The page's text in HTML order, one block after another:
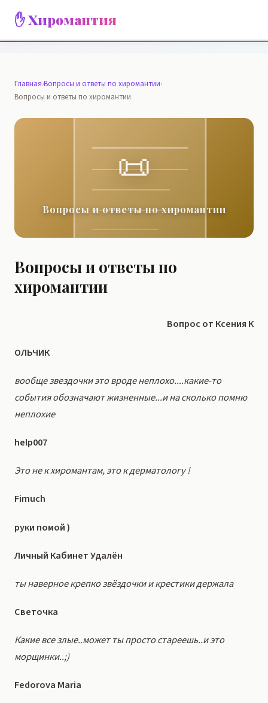
✋ Хиромантия
Главная›Вопросы и ответы по хиромантии›
Вопросы и ответы по хиромантии
📜
Вопросы и ответы по хиромантии
Вопросы и ответы по
хиромантии
Вопрос от Ксения К
ОЛЬЧИК
вообще звездочки это вроде неплохо....какие-то
события обозначают жизненные...и на сколько помню
неплохие
help007
Это не к хиромантам, это к дерматологу !
Fimuch
руки помой )
Личный Кабинет Удалён
ты наверное крепко звёздочки и крестики держала
Светочка
Какие все злые..может ты просто стареешь..и это
морщинки..;)
Fedorova Maria